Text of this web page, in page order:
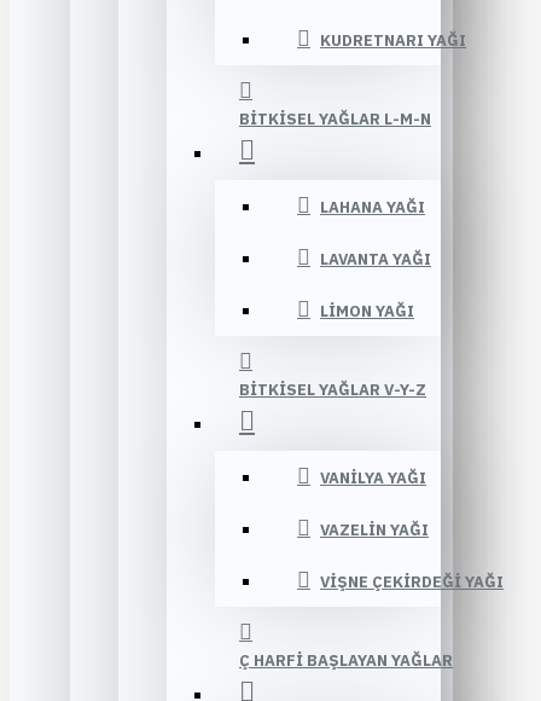
KUDRETNARI YAĞI
BITKISEL YAĞLAR L-M-N
LAHANA YAĞI
LAVANTA YAĞI
LIMON YAĞI
BITKISEL YAĞLAR V-Y-Z
VANILYA YAĞI
VAZELIN YAĞI
VIŞNE ÇEKIRDEĞI YAĞI
Ç HARFI BAŞLAYAN YAĞLAR